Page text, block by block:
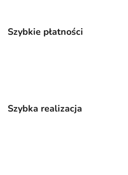
Szybkie płatności
Szybka realizacja